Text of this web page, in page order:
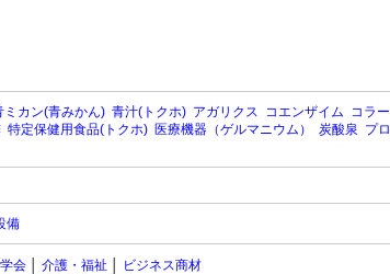
ミカン(青みかん) 青汁(トクホ) アガリクス コエンザイム コラー
特定保健用食品(トクホ) 医療機器（ゲルマニウム） 炭酸泉 プロ
備
会 介護・福祉
ビジネス商材